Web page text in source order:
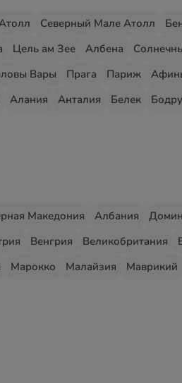
Северный Мале Атолл
Цель ам Зее Албена
Вары Прага Париж
Алания Анталия Белек
Македония Албания
Венгрия Великобритания
Марокко Малайзия Маврикий